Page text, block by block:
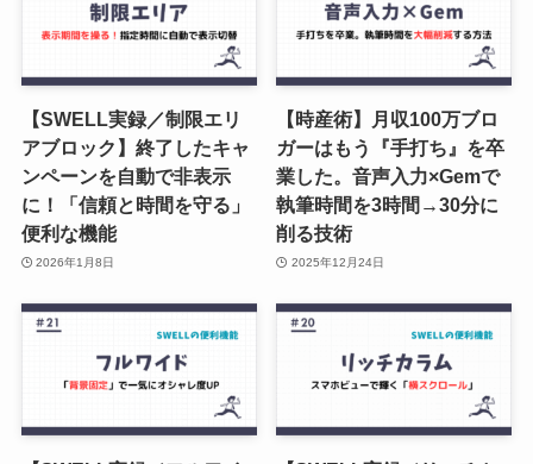
【SWELL実録／制限エリ
アブロック】終了したキャ
ンペーンを自動で非表示
に！「信頼と時間を守る」
便利な機能
2026年1月8日
【時産術】月収100万ブロ
ガーはもう『手打ち』を卒
業した。音声入力×Gemで
執筆時間を3時間→30分に
削る技術
2025年12月24日